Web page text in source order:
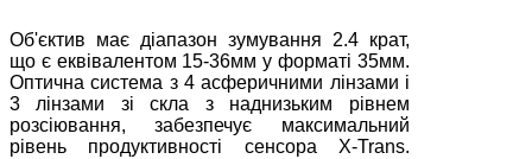
Об'єктив має діапазон зумування 2.4 крат,
що є еквівалентом 15-36мм у форматі 35мм.
Оптична система з 4 асферичними лінзами і
3 лінзами зі скла з наднизьким рівнем
розсіювання, забезпечує максимальний
рівень продуктивності сенсора X-Trans.